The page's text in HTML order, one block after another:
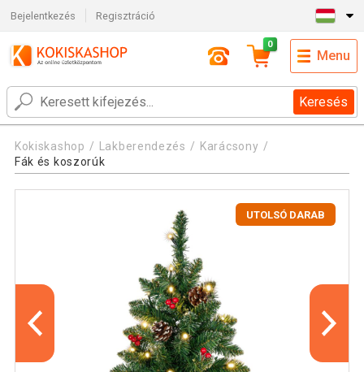
Bejelentkezés Regisztráció
Keresés
0
Menu
Kokiskashop Lakberendezés
Karácsony
Fák és koszorúk
UTOLSÓ DARAB